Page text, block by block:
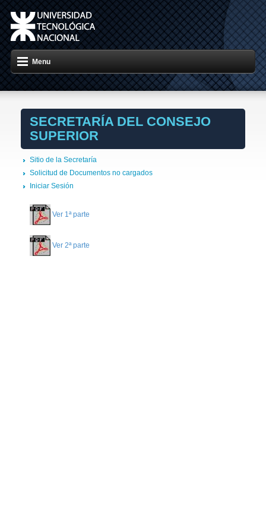
Menu
SECRETARÍA DEL CONSEJO
SUPERIOR
Sitio de la Secretaría
Solicitud de Documentos no cargados
Iniciar Sesión
Ver 1ª parte
Ver 2ª parte